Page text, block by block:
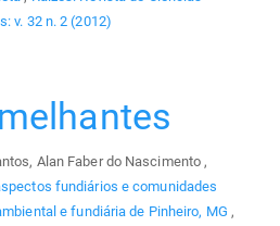
v. 32 n. 2 (2012)
Alan Faber do Nascimento ,
fundiários e comunidades
e fundiária de Pinheiro, MG ,